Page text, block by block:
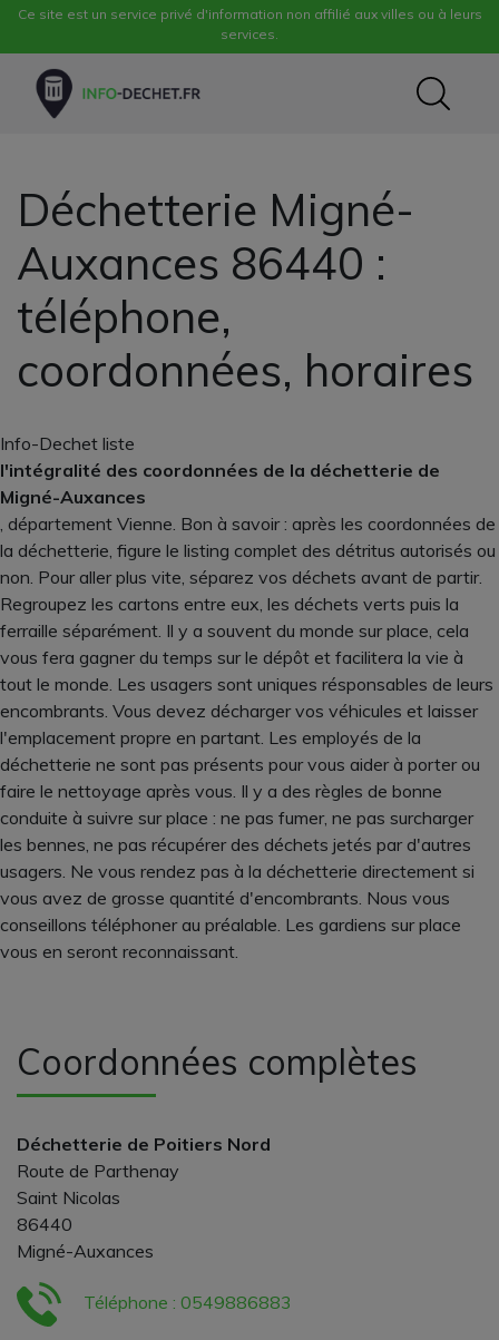
Ce site est un service privé d'information non affilié aux villes ou à leurs
services.
Déchetterie Migné-
Auxances 86440 :
téléphone,
coordonnées, horaires
Info-Dechet liste
l'intégralité des coordonnées de la déchetterie de
Migné-Auxances
, département Vienne. Bon à savoir : après les coordonnées de
la déchetterie, figure le listing complet des détritus autorisés ou
non. Pour aller plus vite, séparez vos déchets avant de partir.
Regroupez les cartons entre eux, les déchets verts puis la
ferraille séparément. Il y a souvent du monde sur place, cela
vous fera gagner du temps sur le dépôt et facilitera la vie à
tout le monde. Les usagers sont uniques résponsables de leurs
encombrants. Vous devez décharger vos véhicules et laisser
l'emplacement propre en partant. Les employés de la
déchetterie ne sont pas présents pour vous aider à porter ou
faire le nettoyage après vous. Il y a des règles de bonne
conduite à suivre sur place : ne pas fumer, ne pas surcharger
les bennes, ne pas récupérer des déchets jetés par d'autres
usagers. Ne vous rendez pas à la déchetterie directement si
vous avez de grosse quantité d'encombrants. Nous vous
conseillons téléphoner au préalable. Les gardiens sur place
vous en seront reconnaissant.
Coordonnées complètes
Déchetterie de Poitiers Nord
Route de Parthenay
Saint Nicolas
86440
Migné-Auxances
Téléphone : 0549886883